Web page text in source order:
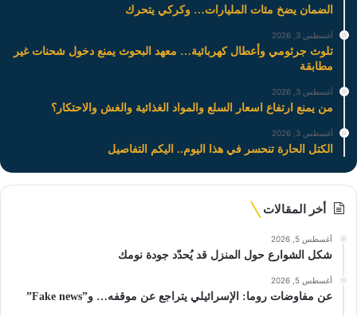
الضمان يضخ مئات المليارات… وكركي يتحرك
أغسطس 3, 2026
تلوث جرثومي وأعطال كهربائية… معهد البحوث يمنع دخول شحنات غير
مطابقة
أغسطس 3, 2026
من يمنع ارتفاع اسعار السلع والمواد الغذائية والغش والاحتكار؟
أغسطس 3, 2026
الكتل الحارة تنحسر في هذا اليوم.. اليكم التفاصيل
أخر المقالات
أغسطس 5, 2026
شكل الشوارع حول المنزل قد يُحدّد جودة نومك
أغسطس 5, 2026
عن مفاوضات روما: الإسرائيلي يتراجع عن موقفه… و”Fake news”